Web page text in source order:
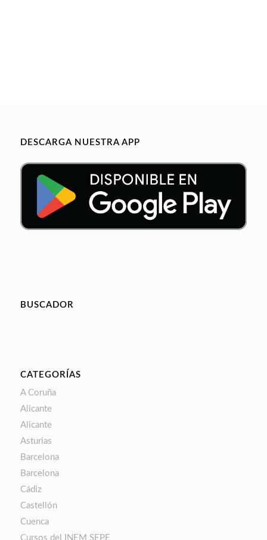
DESCARGA NUESTRA APP
BUSCADOR
CATEGORÍAS
A Coruña
Alicante
Alicante
Asturias
Barcelona
Barcelona
Cádiz
Castellón
Cuenca
Cursos del INEM SEPE